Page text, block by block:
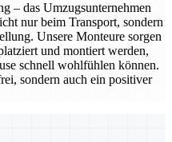
– das Umzugsunternehmen
nur beim Transport, sondern
Unsere Monteure sorgen
und montiert werden,
schnell wohlfühlen können.
sondern auch ein positiver